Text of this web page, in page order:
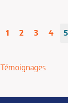
1 2 3 4 5
Témoignages